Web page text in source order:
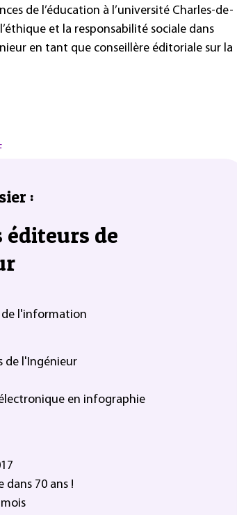
de l’éducation à l’université Charles-de-
et la responsabilité sociale dans
en tant que conseillère éditoriale sur la
:
éditeurs de
de l'information
de l'Ingénieur
en infographie
dans 70 ans !